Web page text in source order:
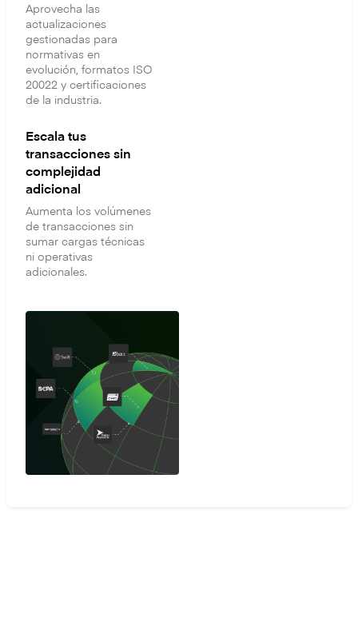
Aprovecha las
actualizaciones
gestionadas para
normativas en
evolución, formatos ISO
20022 y certificaciones
de la industria.
Escala tus
transacciones sin
complejidad
adicional
Aumenta los volúmenes
de transacciones sin
sumar cargas técnicas
ni operativas
adicionales.